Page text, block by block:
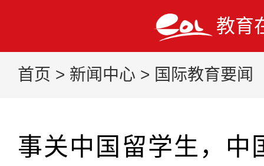
教育
首页 > 新闻中心 > 国际教育要闻
事关中国留学生，中